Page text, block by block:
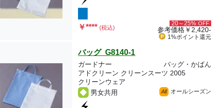
￥**** (税込)
20～25% OFF
参考価格￥2,420-
1%ポイント 還元
バッグ G8140-1
ガードナー
バッグ・かばん
アドクリーン クリーンスーツ 2005
クリーンウェア
男女共用
All オールシーズン